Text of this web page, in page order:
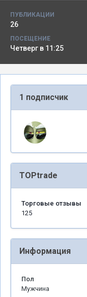
ПУБЛИКАЦИИ
26
ПОСЕЩЕНИЕ
Четверг в 11:25
1 подписчик
TOPtrade
Торговые отзывы
125
Информация
Пол
Мужчина